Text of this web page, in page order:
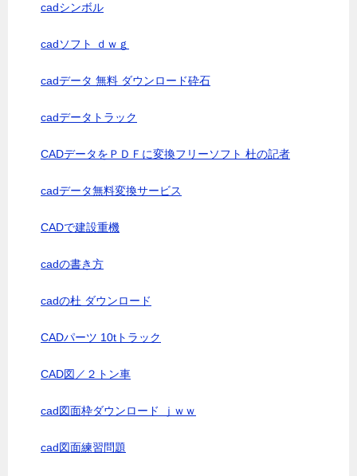
cadシンボル
cadソフト ｄｗｇ
cadデータ 無料 ダウンロード砕石
cadデータトラック
CADデータをＰＤＦに変換フリーソフト 杜の記者
cadデータ無料変換サービス
CADで建設重機
cadの書き方
cadの杜 ダウンロード
CADパーツ 10tトラック
CAD図／２トン車
cad図面枠ダウンロード ｊｗｗ
cad図面練習問題